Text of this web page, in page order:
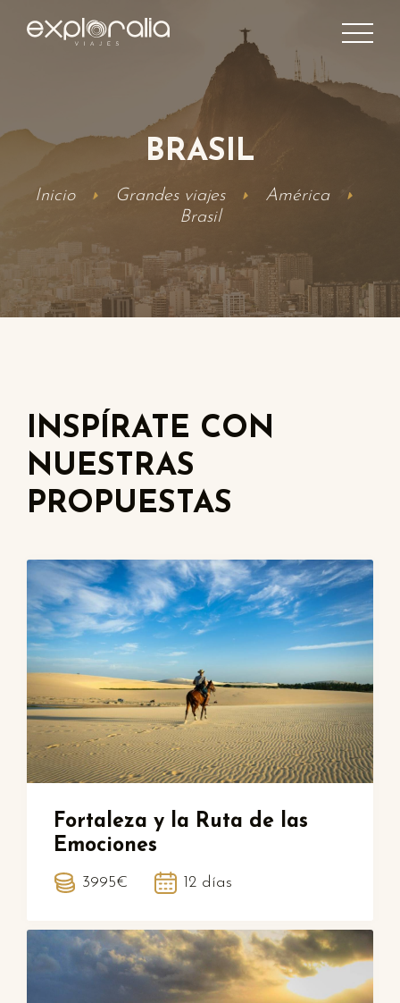
BRASIL
Inicio Grandes viajes
América
Brasil
INSPÍRATE CON
NUESTRAS
PROPUESTAS
Fortaleza y la Ruta de las
Emociones
3995€ 12 días